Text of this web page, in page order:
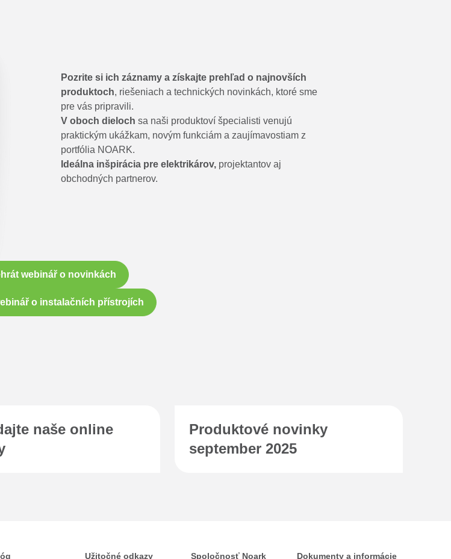
Pozrite si ich záznamy a získajte prehľad o najnovších
produktoch, riešeniach a technických novinkách, ktoré sme
pre vás pripravili.
V oboch dieloch sa naši produktoví špecialisti venujú
praktickým ukážkam, novým funkciám a zaujímavostiam z
portfólia NOARK.
Ideálna inšpirácia pre elektrikárov, projektantov aj
obchodných partnerov.
webinář o novinkách
o instalačních přístrojích
naše online
Produktové novinky
september 2025
Užitočné odkazy Spoločnosť Noark Dokumenty a informácie